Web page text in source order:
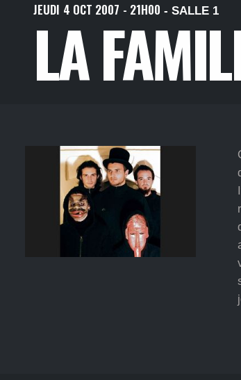
JEUDI 4 OCT 2007 - 21H00 - SALLE 1
LA